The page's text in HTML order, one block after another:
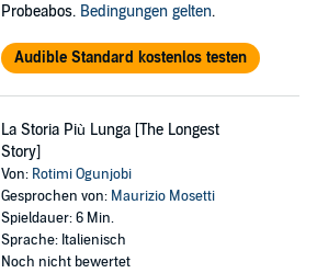
Probeabos. Bedingungen gelten.
Audible Standard kostenlos testen
La Storia Più Lunga [The Longest
Story]
Von: Rotimi Ogunjobi
Gesprochen von: Maurizio Mosetti
Spieldauer: 6 Min.
Sprache: Italienisch
Noch nicht bewertet